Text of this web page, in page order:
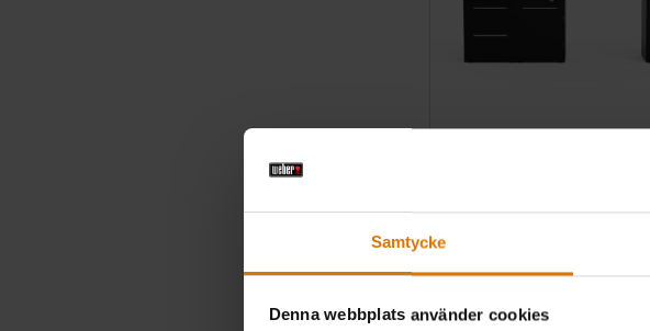
Samtycke
Denna webbplats använder cookies
Kompatibel med Genesis E-335, S-335,
335, EPX-335, EX-435, SX-435, EPX-435
inkl. moms ex. fraktomkostnader